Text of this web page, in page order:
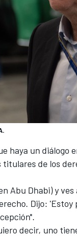
haya un diálogo
de los
Abu Dhabi) y
Dijo:
decir, uno